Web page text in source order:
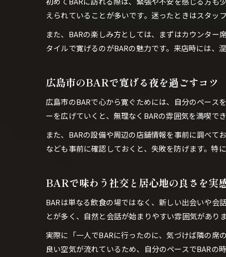
えられていることが多いです。迷ったときはスタッ
また、BARの楽しみ方としては、まずはカウンタ
タイルで寛げるのがBARの魅力です。来店時には、
広島市のBARで寛げる夜を過ごすコツ
広島市のBARで心から寛ぐためには、自分のペース
ーを広げていくと、無理なくBARの雰囲気を満喫で
また、BARの設備や周辺の店舗情報を事前に調べて
なども事前に確認しておくと、失敗を防げます。特
BARで味わう社交と居心地の良さを実
BARは単なる飲食の場ではなく、新しい出会いや会
とが多く、自然と会話が始まりやすい雰囲気があり
実際に「一人でBARに行ったのに、気づけば隣の席
良い空気が流れているため、自分のペースでBARの